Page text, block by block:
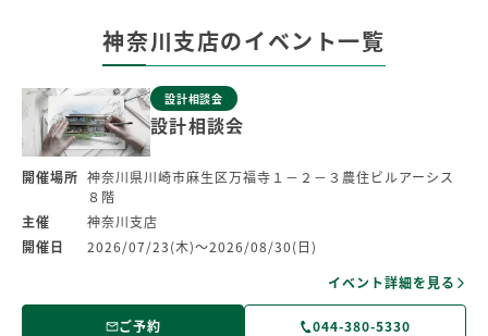
神奈川支店のイベント一覧
設計相談会
設計相談会
開催場所 神奈川県川崎市麻生区万福寺１－２－３農住ビルアーシス
８階
主催
神奈川支店
開催日
2026/07/23(木)～2026/08/30(日)
イベント詳細を見る
ご予約 044-380-5330